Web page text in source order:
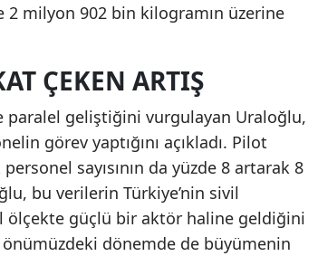
milyon 902 bin kilogramın üzerine
ÇEKEN ARTIŞ
paralel geliştiğini vurgulayan Uraloğlu,
görev yaptığını açıkladı. Pilot
personel sayısının da yüzde 8 artarak 8
bu verilerin Türkiye’nin sivil
ölçekte güçlü bir aktör haline geldiğini
dönemde de büyümenin